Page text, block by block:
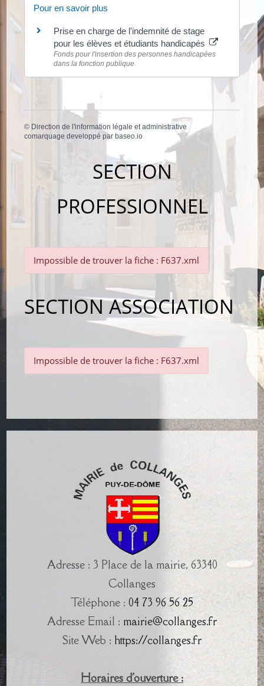
Pour en savoir plus
Prise en charge de l'indemnité de stage
pour les élèves et étudiants handicapés
Fonds pour l'insertion des personnes handicapées
dans la fonction publique
© Direction de l'information légale et administrative
comarquage developpé par baseo.io
SECTION
PROFESSIONNEL
Impossible de trouver la fiche : F637.xml
SECTION ASSOCIATION
Impossible de trouver la fiche : F637.xml
Adresse : 3 Place de la mairie, 63340
Collanges
Téléphone : 04 73 96 56 25
Adresse Email : mairie@collanges.fr
Site Web : https://collanges.fr
Horaires d'ouverture :